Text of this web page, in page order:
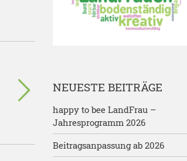
NEUESTE BEITRÄGE
happy to bee LandFrau –
Jahresprogramm 2026
Beitragsanpassung ab 2026